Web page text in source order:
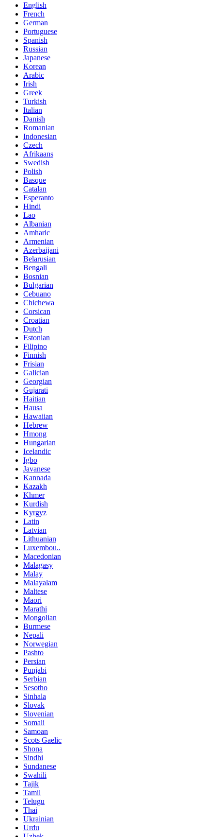
English
French
German
Portuguese
Spanish
Russian
Japanese
Korean
Arabic
Irish
Greek
Turkish
Italian
Danish
Romanian
Indonesian
Czech
Afrikaans
Swedish
Polish
Basque
Catalan
Esperanto
Hindi
Lao
Albanian
Amharic
Armenian
Azerbaijani
Belarusian
Bengali
Bosnian
Bulgarian
Cebuano
Chichewa
Corsican
Croatian
Dutch
Estonian
Filipino
Finnish
Frisian
Galician
Georgian
Gujarati
Haitian
Hausa
Hawaiian
Hebrew
Hmong
Hungarian
Icelandic
Igbo
Javanese
Kannada
Kazakh
Khmer
Kurdish
Kyrgyz
Latin
Latvian
Lithuanian
Luxembou..
Macedonian
Malagasy
Malay
Malayalam
Maltese
Maori
Marathi
Mongolian
Burmese
Nepali
Norwegian
Pashto
Persian
Punjabi
Serbian
Sesotho
Sinhala
Slovak
Slovenian
Somali
Samoan
Scots Gaelic
Shona
Sindhi
Sundanese
Swahili
Tajik
Tamil
Telugu
Thai
Ukrainian
Urdu